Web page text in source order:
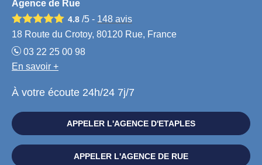
Agence de Rue
4.8 /5 - 148 avis
18 Route du Crotoy, 80120 Rue, France
03 22 25 00 98
En savoir +
À votre écoute 24h/24 7j/7
APPELER L'AGENCE D'ETAPLES
APPELER L'AGENCE DE RUE